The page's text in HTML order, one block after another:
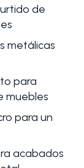
de
metálicas
para
muebles
para un
acabados